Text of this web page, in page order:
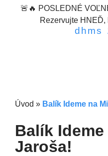
content🚨🔥 POSLEDNÉ
Rezervujte HNEĎ,
d hms
Úvod » Balík Ideme na
Balík
Jaroša!